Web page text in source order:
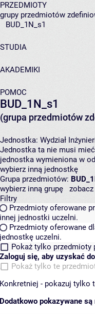
PRZEDMIOTY
grupy przedmiotów
BUD_1N_s1
STUDIA
AKADEMIKI
POMOC
BUD_1N_s1
(grupa przedmiotów
Jednostka: Wydział
Jednostka ta nie musi
jednostka wymieniona w
wybierz inną jednostkę
Grupa przedmiotów:
wybierz inną grupę
Filtry
Przedmioty oferowane
innej jednostki uczelni.
Przedmioty oferowane
jednostkę uczelni.
Pokaż tylko przedmioty
Zaloguj się, aby uzyskać
Pokaż tylko te
Konkretniej - pokazuj tylko
Dodatkowo pokazywane